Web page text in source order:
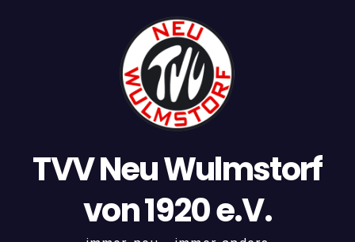
TVV Neu Wulmstorf
von 1920 e.V.